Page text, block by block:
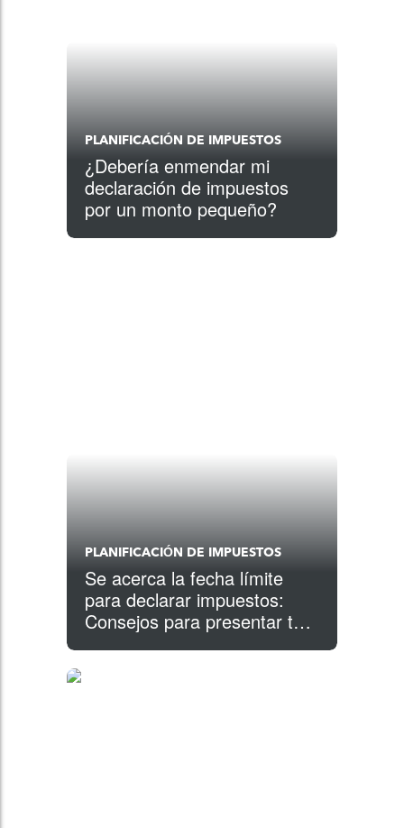
PLANIFICACIÓN DE IMPUESTOS
¿Debería enmendar mi
declaración de impuestos
por un monto pequeño?
PLANIFICACIÓN DE IMPUESTOS
Se acerca la fecha límite
para declarar impuestos:
Consejos para presentar tus